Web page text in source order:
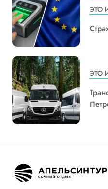
ЭТО
ЭТО